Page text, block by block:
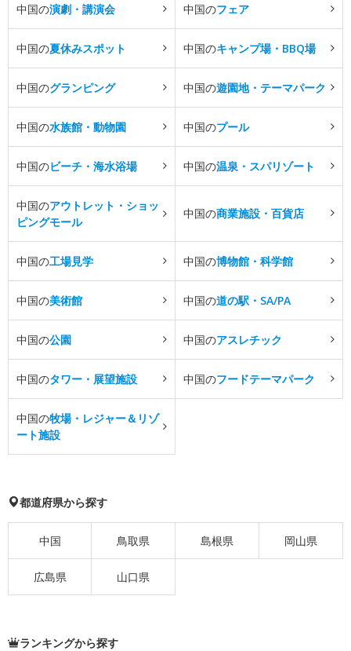
中国の演劇・講演会 中国のフェア
中国の夏休みスポット 中国のキャンプ場・BBQ場
中国のグランピング 中国の遊園地・テーマパーク
中国の水族館・動物園 中国のプール
中国のビーチ・海水浴場 中国の温泉・スパリゾート
中国のアウトレット・ショッ
ピングモール
中国の商業施設・百貨店
中国の工場見学 中国の博物館・科学館
中国の美術館 中国の道の駅・SA/PA
中国の公園 中国のアスレチック
中国のタワー・展望施設 中国のフードテーマパーク
中国の牧場・レジャー＆リゾ
ート施設
都道府県から探す
中国 鳥取県 島根県 岡山県
広島県 山口県
ランキングから探す